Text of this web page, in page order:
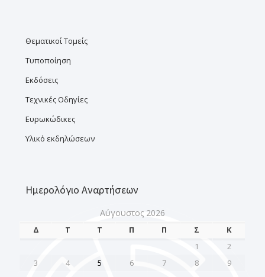
Θεματικοί Τομείς
Τυποποίηση
Εκδόσεις
Τεχνικές Οδηγίες
Ευρωκώδικες
Υλικό εκδηλώσεων
Ημερολόγιο Αναρτήσεων
Αύγουστος 2026
Δ Τ Τ Π Π Σ
Κ
1
2
3
4 5 6 7 8
9